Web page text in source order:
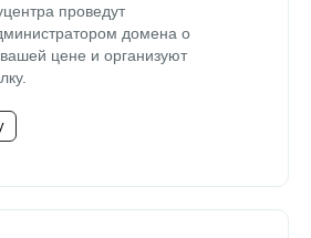
проведут
домена о
цене и организуют